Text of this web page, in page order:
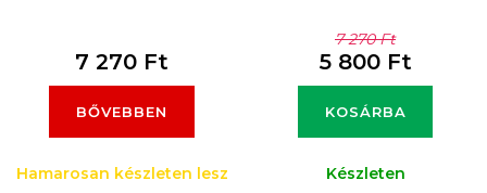
7 270 Ft
BŐVEBBEN
Hamarosan készleten lesz
7 270 Ft
5 800 Ft
KOSÁRBA
Készleten